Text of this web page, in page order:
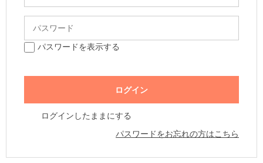
パスワードを表示する
ログインしたままにする
パスワードをお忘れの方はこちら